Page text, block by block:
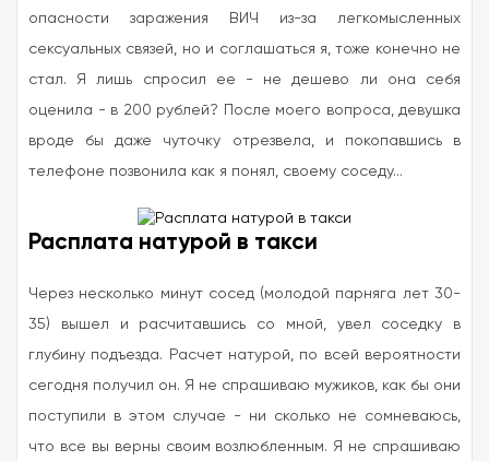
опасности заражения ВИЧ из-за легкомысленных
сексуальных связей, но и соглашаться я, тоже конечно не
стал. Я лишь спросил ее - не дешево ли она себя
оценила - в 200 рублей? После моего вопроса, девушка
вроде бы даже чуточку отрезвела, и покопавшись в
телефоне позвонила как я понял, своему соседу...
Расплата натурой в такси
Через несколько минут сосед (молодой парняга лет 30-
35) вышел и расчитавшись со мной, увел соседку в
глубину подъезда. Расчет натурой, по всей вероятности
сегодня получил он. Я не спрашиваю мужиков, как бы они
поступили в этом случае - ни сколько не сомневаюсь,
что все вы верны своим возлюбленным. Я не спрашиваю